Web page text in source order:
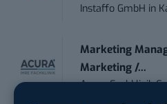
Instaffo GmbH in
Marketing
Marketing /...
Acura Fachklinik